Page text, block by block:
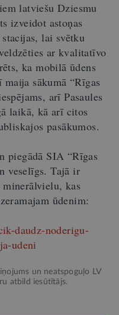
latviešu Dziesmu
izveidot astoņas
stacijas, lai svētku
ar kvalitatīvo
ka mobilā ūdens
sākumā “Rīgas
arī Pasaules
laikā, kā arī citos
pasākumos.
piegādā SIA “Rīgas
veselīgs. Tajā ir
minerālvielu, kas
ūdenim:
daudz-noderigu-
udeni
un neatspoguļo LV
atbild iesūtītājs.